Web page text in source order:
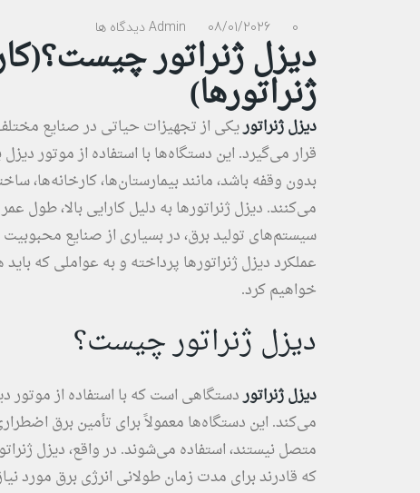
Admin 08/01/2026 0 دیدگاه ها
دیزل ژنراتور
ژنراتورها)
دیزل ژنراتوریکی از تجهیزات حیاتی در صنایع
قرار می‌گیرد. این دستگاه‌ها با استفاده از موتور
بدون وقفه باشد، مانند بیمارستان‌ها، کارخانه‌ها،
می‌کنند. دیزل ژنراتورها به دلیل کارایی بالا، طول
سیستم‌های تولید برق، در بسیاری از صنایع محبوبیت
عملکرد دیزل ژنراتورها پرداخته و به عواملی که
خواهیم کرد.
دیزل ژنراتور چیست؟
دیزل ژنراتوردستگاهی است که با استفاده از موتور
می‌کند. این دستگاه‌ها معمولاً برای تأمین برق
متصل نیستند، استفاده می‌شوند. در واقع، دیزل
که قادرند برای مدت زمان طولانی انرژی برق مورد